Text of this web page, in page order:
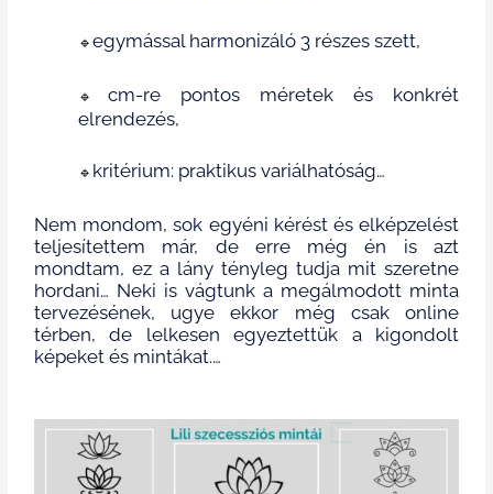
🔹egymással harmonizáló 3 részes szett,
🔹cm-re pontos méretek és konkrét
elrendezés,
🔹 kritérium: praktikus variálhatóság…
Nem mondom, sok egyéni kérést és elképzelést
teljesítettem már, de erre még én is azt
mondtam, ez a lány tényleg tudja mit szeretne
hordani… Neki is vágtunk a megálmodott minta
tervezésének, ugye ekkor még csak online
térben, de lelkesen egyeztettük a kigondolt
képeket és mintákat.…